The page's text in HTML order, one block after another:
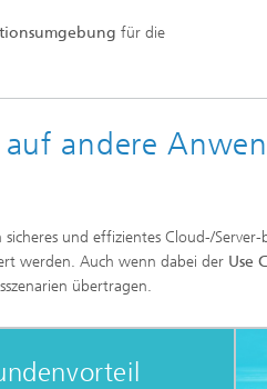
für die
andere
und effizientes Cloud-/Server-
werden. Auch wenn dabei der Use
übertragen.